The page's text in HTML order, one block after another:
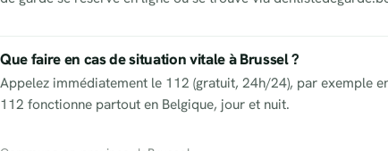
Que faire en cas de situation vitale à Brussel ?
Appelez immédiatement le 112 (gratuit, 24h/24), par exemple
112 fonctionne partout en Belgique, jour et nuit.